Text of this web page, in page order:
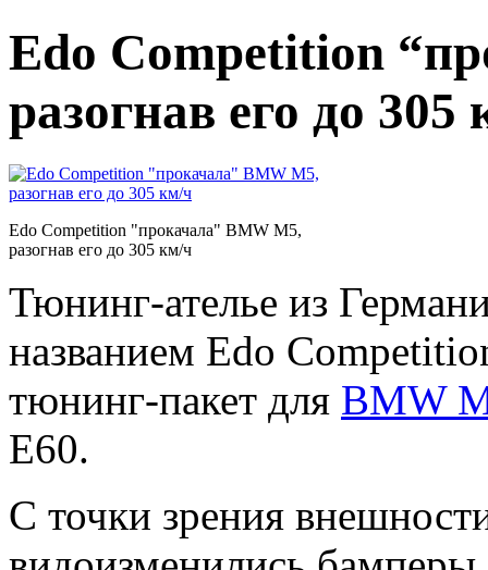
Edo Competition
разогнав его до 305
Edo Competition "прокачала" BMW M5,
разогнав его до 305 км/ч
Тюнинг-ателье из
названием Edo
тюнинг-пакет для BMW
E60.
С точки зрения